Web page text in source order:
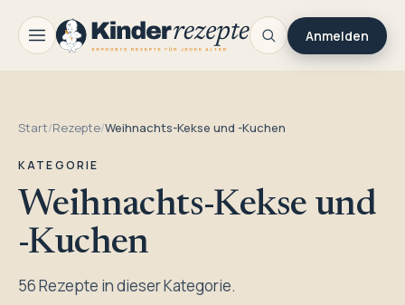
Anmelden
Start/Rezepte/Weihnachts-Kekse und -Kuchen
KATEGORIE
Weihnachts-Kekse und
-Kuchen
56 Rezepte in dieser Kategorie.